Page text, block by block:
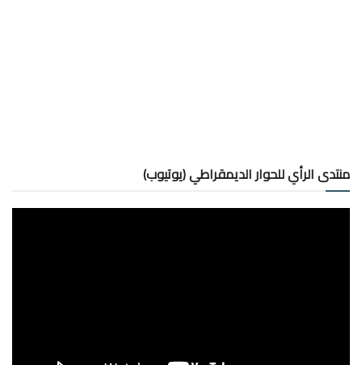
منتدى الرأي للحوار الديمقراطي (يوتيوب)